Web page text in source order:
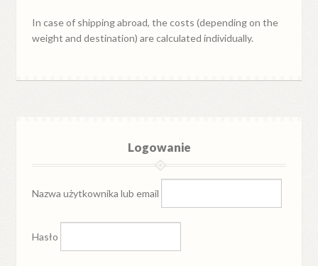
In case of shipping abroad, the costs (depending on the
weight and destination) are calculated individually.
Logowanie
Nazwa użytkownika lub email
Hasło